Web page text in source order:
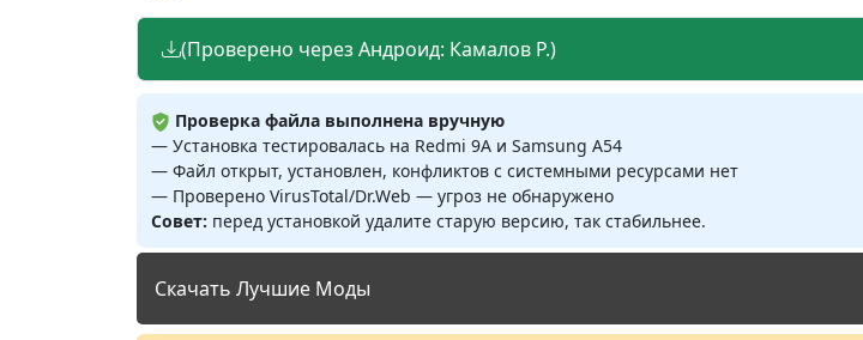
(Проверено через Андроид: Камалов Р.)
Проверка файла выполнена вручную
— Установка тестировалась на Redmi 9A и Samsung A54
— Файл открыт, установлен, конфликтов с системными ресурсами нет
— Проверено VirusTotal/Dr.Web — угроз не обнаружено
Совет: перед установкой удалите старую версию, так стабильнее.
Скачать Лучшие Моды